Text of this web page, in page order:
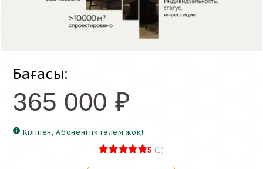
Бағасы:
365 000 ₽
Кілтпен, Абоненттік төлем жоқ!
5 (1)